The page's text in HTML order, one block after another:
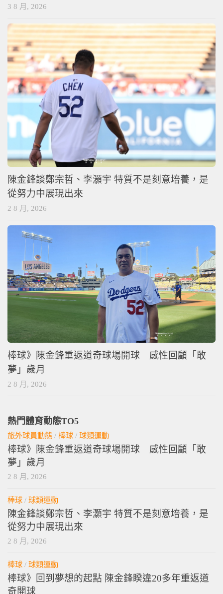
3 8 月, 2026
陳金鋒談鄭宗哲、李灝宇 特質不是刻意培養，是
從努力中展現出來
2 8 月, 2026
棒球》陳金鋒重返道奇球場開球 感性回顧「敢
夢」歲月
2 8 月, 2026
熱門體育動態TO5
旅外球員動態 / 棒球 / 球類運動
棒球》陳金鋒重返道奇球場開球 感性回顧「敢
夢」歲月
2 8 月, 2026
棒球 / 球類運動
陳金鋒談鄭宗哲、李灝宇 特質不是刻意培養，是
從努力中展現出來
2 8 月, 2026
棒球 / 球類運動
棒球》回到夢想的起點 陳金鋒睽違20多年重返道
奇開球